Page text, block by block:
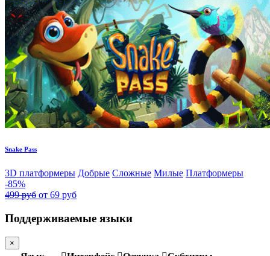
Snake Pass
3D платформеры Добрые Сложные Милые Платформеры
-85%
499 руб от 69 руб
Поддерживаемые языки
×